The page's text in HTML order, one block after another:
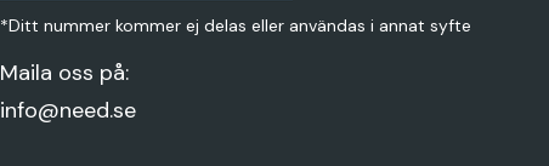
*Ditt nummer kommer ej delas eller användas i annat syfte
Maila oss på:
info@need.se